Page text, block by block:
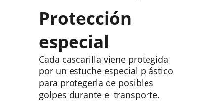
Protección
especial
Cada cascarilla viene protegida
por un estuche especial plástico
para protegerla de posibles
golpes durante el transporte.